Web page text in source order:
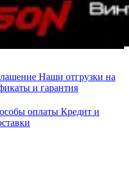
Наши отгрузки на
и гарантия
оплаты Кредит и